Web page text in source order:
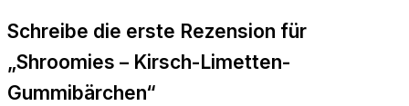
Schreibe die erste Rezension für
„Shroomies – Kirsch-Limetten-
Gummibärchen“